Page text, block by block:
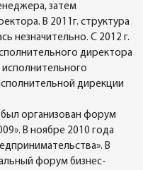
затем
В 2011г. структура
незначительно. С 2012 г.
директора
дирекции
организован форум
В ноябре 2010 года
В
форум бизнес-